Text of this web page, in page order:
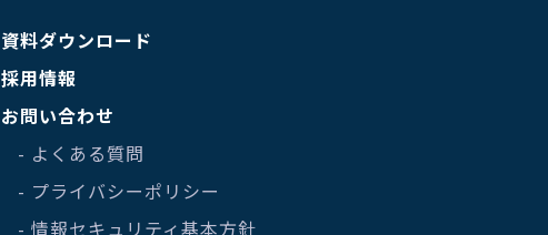
資料ダウンロード
採用情報
お問い合わせ
- よくある質問
- プライバシーポリシー
- 情報セキュリティ基本方針